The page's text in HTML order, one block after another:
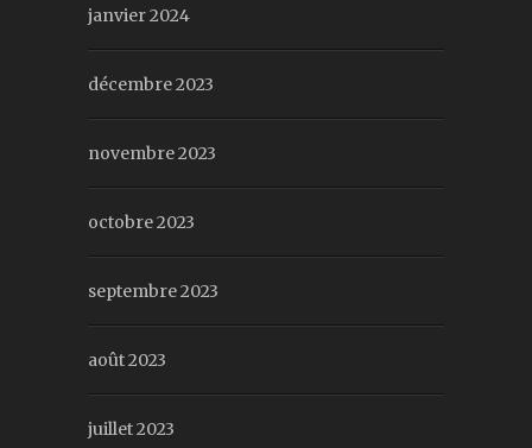
janvier 2024
décembre 2023
novembre 2023
octobre 2023
septembre 2023
août 2023
juillet 2023